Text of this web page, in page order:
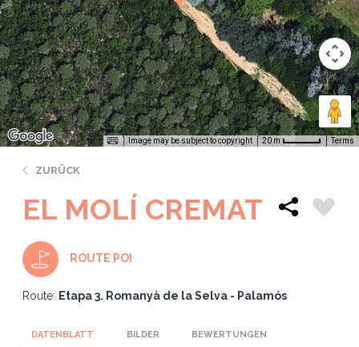
Image may be subject to copyright 20 m Terms
ZURÜCK
EL MOLÍ CREMAT
ROUTE POI
Route: Etapa 3. Romanyà de la Selva - Palamós
DATENBLATT BILDER BEWERTUNGEN